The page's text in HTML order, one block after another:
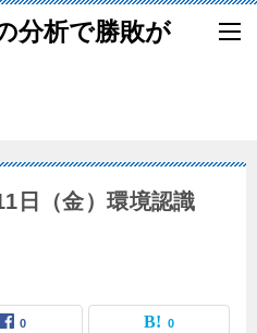
分析で勝敗が
日（金）環境認識
0 0